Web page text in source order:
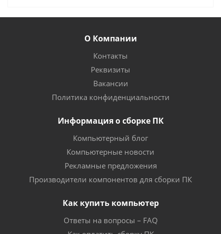
О Компании
Контакты
Реквизиты
Вакансии
Политика конфиденциальности
Информация о сборке ПК
Компьютерный блог
Компьютерные новости
Рекламные предложения
Производители компонентов для сборки ПК
Как купить компьютер
Ответы на вопросы – FAQ